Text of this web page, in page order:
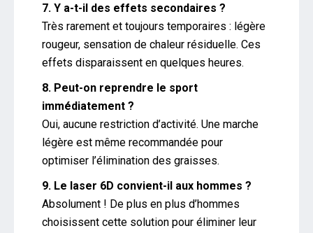
7. Y a-t-il des effets secondaires ?
Très rarement et toujours temporaires : légère
rougeur, sensation de chaleur résiduelle. Ces
effets disparaissent en quelques heures.
8. Peut-on reprendre le sport
immédiatement ?
Oui, aucune restriction d’activité. Une marche
légère est même recommandée pour
optimiser l’élimination des graisses.
9. Le laser 6D convient-il aux hommes ?
Absolument ! De plus en plus d’hommes
choisissent cette solution pour éliminer leur